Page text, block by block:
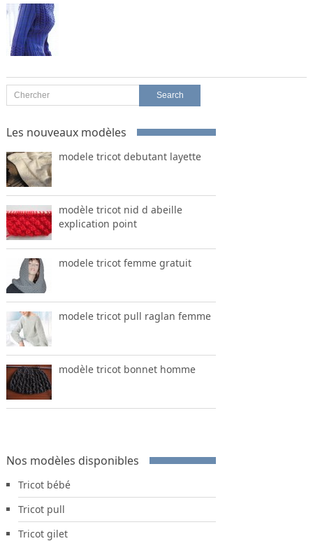
Les nouveaux modèles
modele tricot debutant layette
modèle tricot nid d abeille
explication point
modele tricot femme gratuit
modele tricot pull raglan femme
modèle tricot bonnet homme
Nos modèles disponibles
Tricot bébé
Tricot pull
Tricot gilet